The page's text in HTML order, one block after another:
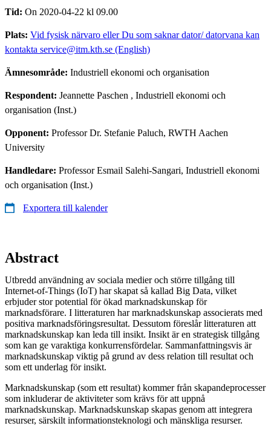
Tid: On 2020-04-22 kl 09.00
Plats: Vid fysisk närvaro eller Du som saknar dator/ datorvana kan
kontakta service@itm.kth.se (English)
Ämnesområde: Industriell ekonomi och organisation
Respondent: Jeannette Paschen , Industriell ekonomi och
organisation (Inst.)
Opponent: Professor Dr. Stefanie Paluch, RWTH Aachen
University
Handledare: Professor Esmail Salehi-Sangari, Industriell ekonomi
och organisation (Inst.)
Exportera till kalender
Abstract
Utbredd användning av sociala medier och större tillgång till
Internet-of-Things (IoT) har skapat så kallad Big Data, vilket
erbjuder stor potential för ökad marknadskunskap för
marknadsförare. I litteraturen har marknadskunskap associerats med
positiva marknadsföringsresultat. Dessutom föreslår litteraturen att
marknadskunskap kan leda till insikt. Insikt är en strategisk tillgång
som kan ge varaktiga konkurrensfördelar. Sammanfattningsvis är
marknadskunskap viktig på grund av dess relation till resultat och
som ett underlag för insikt.
Marknadskunskap (som ett resultat) kommer från skapandeprocesser
som inkluderar de aktiviteter som krävs för att uppnå
marknadskunskap. Marknadskunskap skapas genom att integrera
resurser, särskilt informationsteknologi och mänskliga resurser.